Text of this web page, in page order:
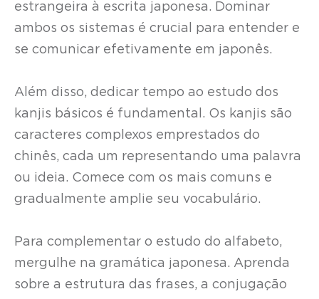
estrangeira à escrita japonesa. Dominar
ambos os sistemas é crucial para entender e
se comunicar efetivamente em japonês.
Além disso, dedicar tempo ao estudo dos
kanjis básicos é fundamental. Os kanjis são
caracteres complexos emprestados do
chinês, cada um representando uma palavra
ou ideia. Comece com os mais comuns e
gradualmente amplie seu vocabulário.
Para complementar o estudo do alfabeto,
mergulhe na gramática japonesa. Aprenda
sobre a estrutura das frases, a conjugação